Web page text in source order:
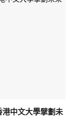
中文大學擘劃未